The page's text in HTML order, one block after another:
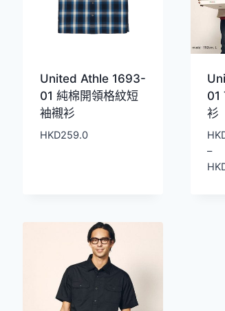
United Athle 1693-
01 純棉開領格紋短
袖襯衫
HKD259.0
01
衫
–